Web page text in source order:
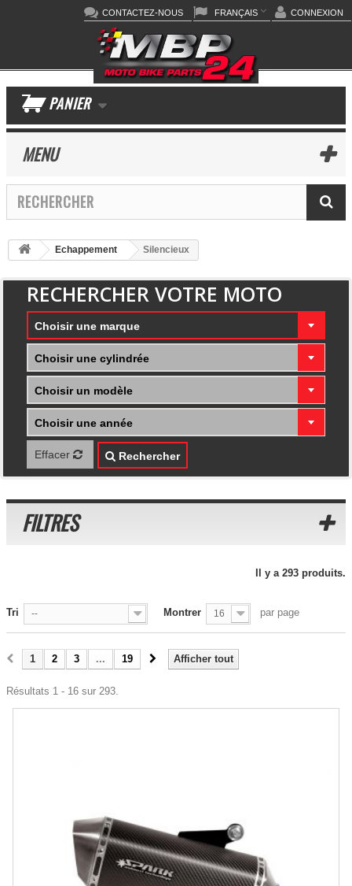
CONNEXION
FRANÇAIS
CONTACTEZ-NOUS
PANIER
MENU
Echappement Silencieux
RECHERCHER VOTRE MOTO
Choisir une marque
Choisir une cylindrée
Choisir un modèle
Choisir une année
Effacer Rechercher
FILTRES
Il y a 293 produits.
Tri -- Montrer 16 par page
Afficher tout
1 2 3 ... 19
Résultats 1 - 16 sur 293.